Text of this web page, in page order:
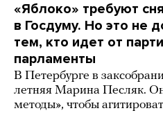
«Яблоко» требуют
в Госдуму. Но это не
тем, кто идет от
парламенты
В Петербурге в
летняя Марина Песляк.
методы», чтобы